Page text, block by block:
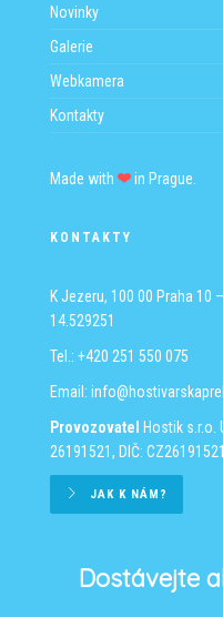
Novinky
Galerie
Webkamera
Kontakty
Made with in Prague.
KONTAKTY
K Jezeru, 100 00 Praha 10
14.529251
Tel.: +420 251 550 075
Email:
Provozovatel
Hostik s.r.o.
26191521, DIČ: CZ26191521
JAK K NÁM?
Dostávejte